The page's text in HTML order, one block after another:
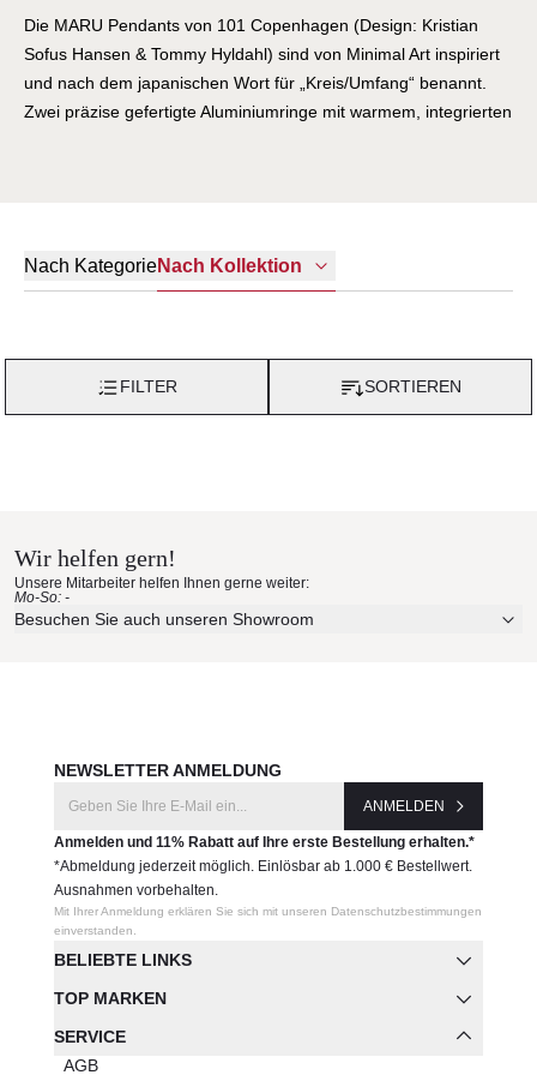
Die MARU Pendants von 101 Copenhagen (Design: Kristian
Sofus Hansen & Tommy Hyldahl) sind von Minimal Art inspiriert
und nach dem japanischen Wort für „Kreis/Umfang“ benannt.
Zwei präzise gefertigte Aluminiumringe mit warmem, integrierten
handgebürstetem Brass.
Nach KategorieNach Kollektion
FILTER SORTIEREN
Wir helfen gern!
Unsere Mitarbeiter helfen Ihnen gerne weiter:
Mo-So: -
Besuchen Sie auch unseren Showroom
BELIEBTE LINKS
TOP MARKEN
SERVICE
AGB
NEWSLETTER ANMELDUNG
ANMELDEN
Anmelden und 11% Rabatt auf Ihre erste Bestellung erhalten.*
*Abmeldung jederzeit möglich. Einlösbar ab 1.000 € Bestellwert.
Ausnahmen vorbehalten.
Mit Ihrer Anmeldung erklären Sie sich mit unseren Datenschutzbestimmungen
einverstanden.